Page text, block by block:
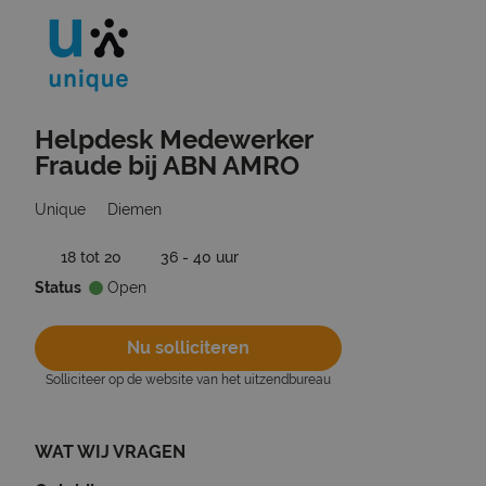
Ga terug naar vacatures
Helpdesk Medewerker
Fraude bij ABN AMRO
Unique Diemen
18 tot 20
36 - 40 uur
Status
Open
Nu solliciteren
Solliciteer op de website van het uitzendbureau
WAT WIJ VRAGEN